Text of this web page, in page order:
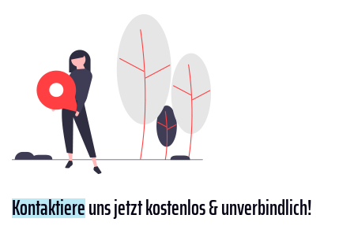
Kontaktiereuns jetzt kostenlos & unverbindlich!